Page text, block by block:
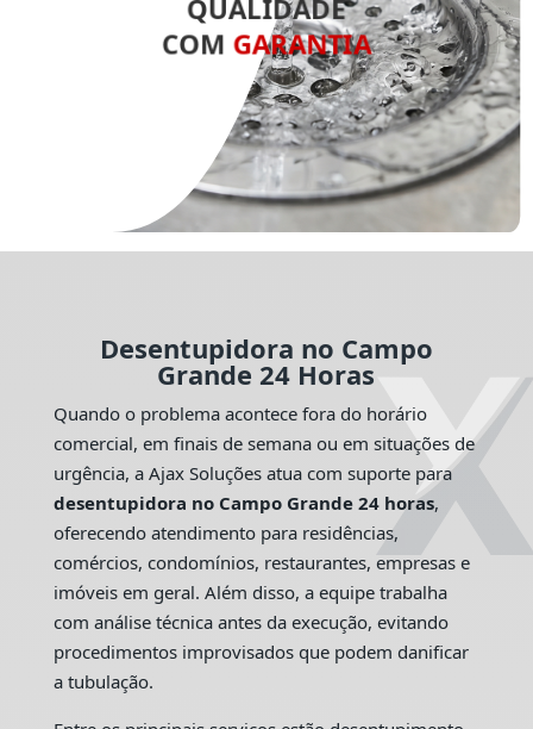
QUALIDADE
COM GARANTIA
Desentupidora no Campo
Grande 24 Horas
Quando o problema acontece fora do horário
comercial, em finais de semana ou em situações de
urgência, a Ajax Soluções atua com suporte para
desentupidora no Campo Grande 24 horas,
oferecendo atendimento para residências,
comércios, condomínios, restaurantes, empresas e
imóveis em geral. Além disso, a equipe trabalha
com análise técnica antes da execução, evitando
procedimentos improvisados que podem danificar
a tubulação.